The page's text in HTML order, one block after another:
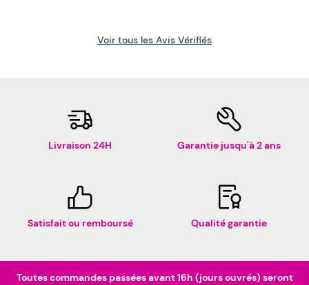
Voir tous les Avis Vérifiés
Livraison 24H Garantie jusqu'à 2 ans
Satisfait ou remboursé Qualité garantie
Toutes commandes passées avant 16h (jours ouvrés) seront